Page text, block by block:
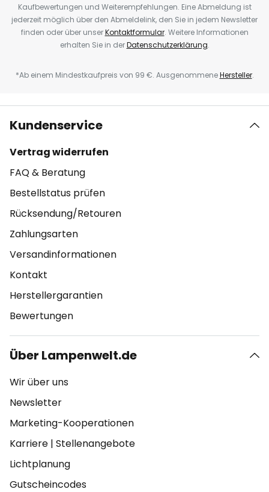
Kaufbewertungen und Weiterempfehlungen. Eine Abmeldung ist
jederzeit möglich über den Abmeldelink, den Sie in jedem Newsletter
finden oder über unserKontaktformular. Weitere Informationen
erhalten Sie in derDatenschutzerklärung.
*Ab einem Mindestkaufpreis von 99 €. AusgenommeneHersteller.
Kundenservice
Vertrag widerrufen
FAQ & Beratung
Bestellstatus prüfen
Rücksendung/Retouren
Zahlungsarten
Versandinformationen
Kontakt
Herstellergarantien
Bewertungen
Über Lampenwelt.de
Wir über uns
Newsletter
Marketing-Kooperationen
Karriere | Stellenangebote
Lichtplanung
Gutscheincodes